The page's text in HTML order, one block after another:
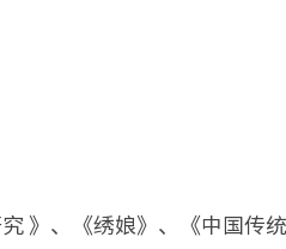
》、《绣娘》、《中国传